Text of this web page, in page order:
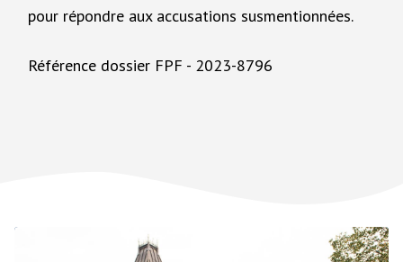
pour répondre aux accusations susmentionnées.
Référence dossier FPF - 2023-8796